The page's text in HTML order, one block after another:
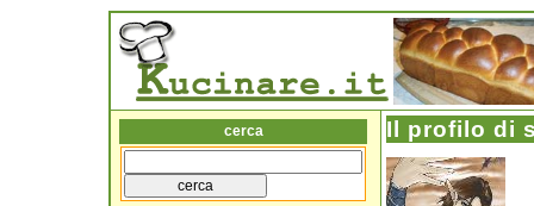
cerca Il profilo di